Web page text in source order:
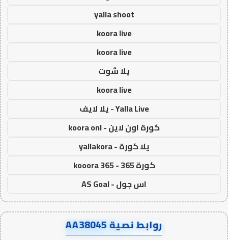
yalla shoot
koora live
koora live
يلا شوت
koora live
Yalla Live - يلا لايف
كورة اون لاين - koora onl
يلا كورة - yallakora
كورة 365 - kooora 365
اس جول - AS Goal
روابط نصية AA38045